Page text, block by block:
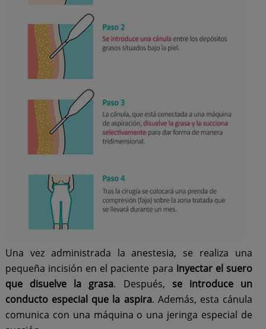
Una vez administrada la anestesia, se realiza una
pequeña incisión en el paciente para inyectar el suero
que disuelve la grasa. Después, se introduce un
conducto especial que la aspira. Además, esta cánula
comunica con una máquina o una jeringa especial de